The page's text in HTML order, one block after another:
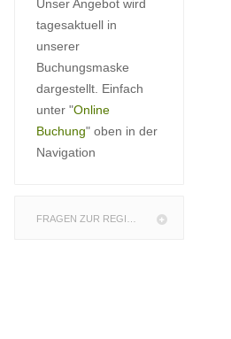
Unser Angebot wird
tagesaktuell in
unserer
Buchungsmaske
dargestellt. Einfach
unter "Online
Buchung" oben in der
Navigation
FRAGEN ZUR REGION